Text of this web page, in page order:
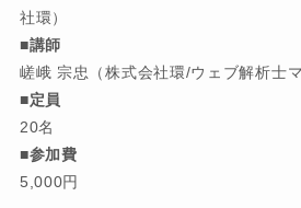
社環）
■講師
嵯峨 宗忠（株式会社環/ウェブ解析士マ
■定員
20名
■参加費
5,000円